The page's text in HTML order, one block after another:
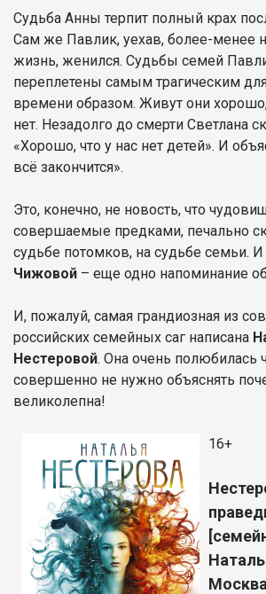
Судьба Анны терпит полный крах
Сам же Павлик, уехав, более-менее
жизнь, женился. Судьбы семей
переплетены самым трагическим
времени образом. Живут они
нет. Незадолго до смерти Светлана
«Хорошо, что у нас нет детей». И
всё закончится».
Это, конечно, не новость, что
совершаемые предками, печально
судьбе потомков, на судьбе семьи.
Чижовой – еще одно напоминание
И, пожалуй, самая грандиозная из
российских семейных саг написана
Нестеровой. Она очень полюбилась
совершенно не нужно объяснять
великолепна!
16+